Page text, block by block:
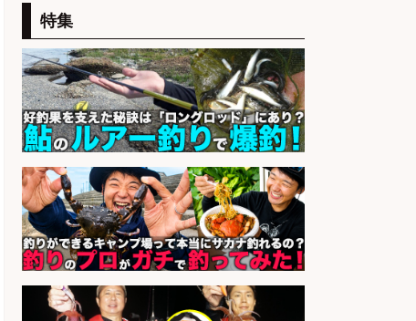
会社名
sponsored by 求人ボックス
販売スタッフ/「未経験歓迎」魚を
捌く作業なし!イオン食品売場スタッ
フ募集/東京都/目黒区
sponsored by 求人ボックス
和食, 居酒屋/調理見習い・調理補助/
新鮮な魚料理×おでんの和食居酒屋
の若手スタッフ
会社名 サカナのハチベエ 矢場町店
特集